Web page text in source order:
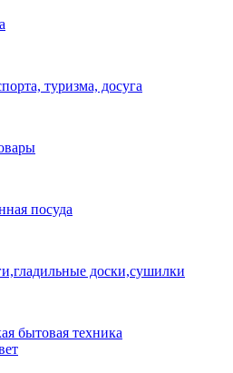
туризма, досуга
посуда
доски,сушилки
бытовая техника